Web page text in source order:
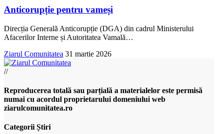
Anticorupție pentru vameși
Direcția Generală Anticorupție (DGA) din cadrul Ministerului
Afacerilor Interne și Autoritatea Vamală…
Ziarul Comunitatea 31 martie 2026
//
Reproducerea totală sau parțială a materialelor este permisă
numai cu acordul proprietarului domeniului web
ziarulcomunitatea.ro
Categorii Știri